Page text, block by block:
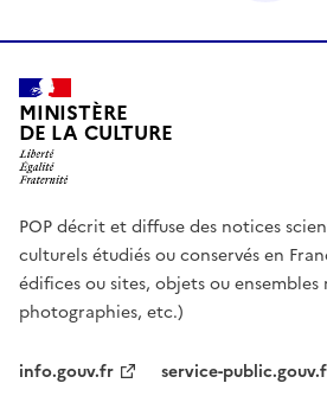
MINISTÈRE
DE LA CULTURE
POP décrit et diffuse des notices
culturels étudiés ou conservés en
édifices ou sites, objets ou ensembles
photographies, etc.)
info.gouv.fr service-